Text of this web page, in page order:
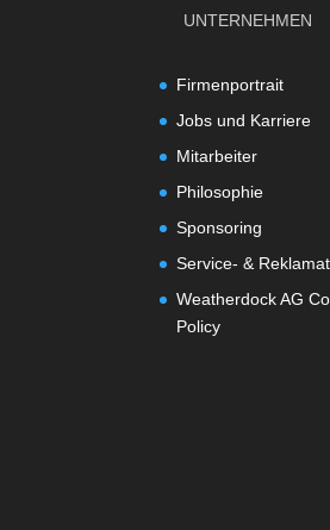
UNTERNEHMEN
Firmenportrait
Jobs und Karriere
Mitarbeiter
Philosophie
Sponsoring
Service- &
Weatherdock AG
Policy